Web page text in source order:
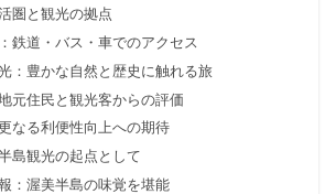
圏と観光の拠点
鉄道・バス・車でのアクセス
：豊かな自然と歴史に触れる旅
元住民と観光客からの評価
なる利便性向上への期待
島観光の起点として
：渥美半島の味覚を堪能